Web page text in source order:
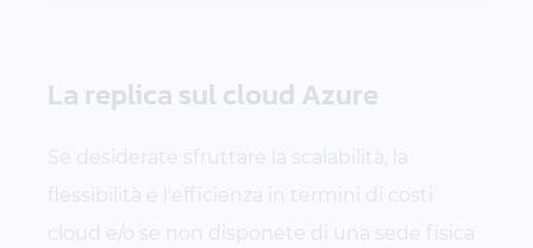
La replica sul cloud Azure
Se desiderate sfruttare la scalabilità, la
flessibilità e l'efficienza in termini di costi
cloud e/o se non disponete di una sede fisica